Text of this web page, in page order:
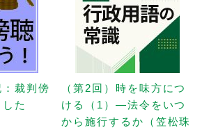
裁判傍
た
（第2回）時を味方につ
ける（1）—法令をいつ
から施行するか（笠松珠